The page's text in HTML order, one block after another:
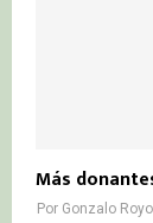
Más
Por Gonzalo